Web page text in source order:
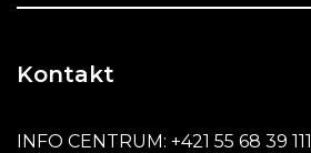
Kontakt
INFO CENTRUM: +421 55 68 39 111